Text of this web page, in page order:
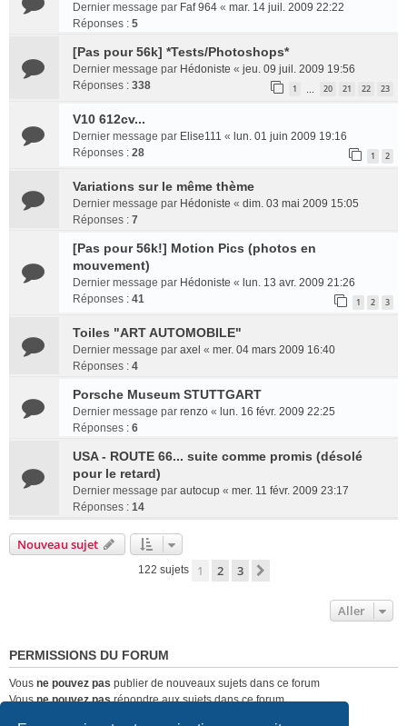
Dernier message par Faf 964 « mar. 14 juil. 2009 22:22
Réponses : 5
[Pas pour 56k] *Tests/Photoshops*
Dernier message par Hédoniste « jeu. 09 juil. 2009 19:56
Réponses : 338 1 20 21 22 23
V10 612cv...
Dernier message par Elise111 « lun. 01 juin 2009 19:16
Réponses : 28 1 2
Variations sur le même thème
Dernier message par Hédoniste « dim. 03 mai 2009 15:05
Réponses : 7
[Pas pour 56k!] Motion Pics (photos en
mouvement)
Dernier message par Hédoniste « lun. 13 avr. 2009 21:26
Réponses : 41 1 2 3
Toiles "ART AUTOMOBILE"
Dernier message par axel « mer. 04 mars 2009 16:40
Réponses : 4
Porsche Museum STUTTGART
Dernier message par renzo « lun. 16 févr. 2009 22:25
Réponses : 6
USA - ROUTE 66... suite comme promis (désolé
pour le retard)
Dernier message par autocup « mer. 11 févr. 2009 23:17
Réponses : 14
Nouveau sujet
122 sujets 1 2 3
Aller
PERMISSIONS DU FORUM
Vous ne pouvez pas publier de nouveaux sujets dans ce forum
Vousne pouvez pasrépondre aux sujets dans ce forum